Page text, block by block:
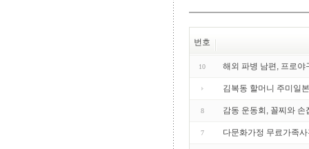
번호
10 해외 파병 남편, 프로야
김복동 할머니 주미일
8 감동 운동회, 꼴찌와
7 다문화가정 무료가족